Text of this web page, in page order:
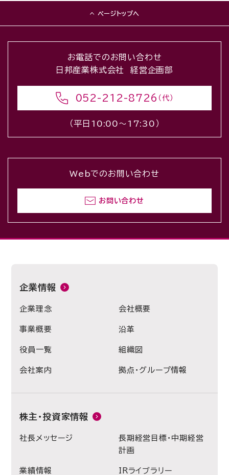
ページトップへ
お電話でのお問い合わせ
日邦産業株式会社 経営企画部
052-212-8726 （代）
（平日10:00〜17:30）
Webでのお問い合わせ
お問い合わせ
企業情報
企業理念 会社概要
事業概要 沿革
役員一覧 組織図
会社案内 拠点・グループ情報
株主・投資家情報
社長メッセージ
長期経営目標・中期経営
計画
業績情報 IRライブラリー